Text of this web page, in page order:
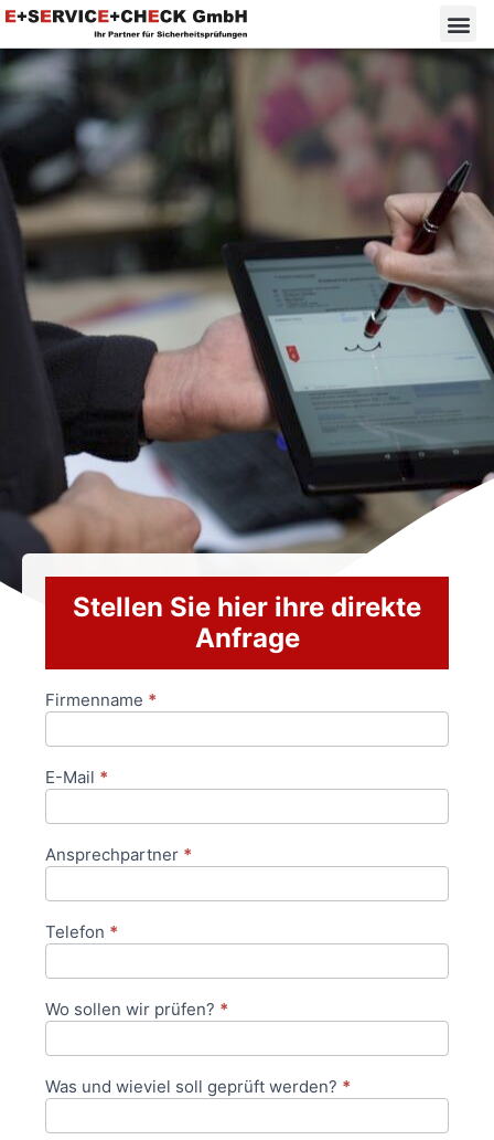
Stellen Sie hier ihre direkte
Anfrage
Anfrageformular
Firmenname *
E-Mail *
Ansprechpartner *
Telefon *
Wo sollen wir prüfen? *
Was und wieviel soll geprüft werden? *